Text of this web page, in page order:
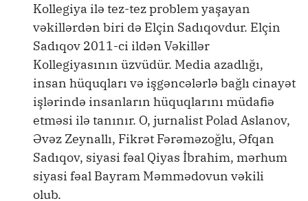
Kollegiya ilə tez-tez problem yaşayan
vəkillərdən biri də Elçin Sadıqovdur. Elçin
Sadıqov 2011-ci ildən Vəkillər
Kollegiyasının üzvüdür. Media azadlığı,
insan hüquqları və işgəncələrlə bağlı cinayət
işlərində insanların hüquqlarını müdafiə
etməsi ilə tanınır. O, jurnalist Polad Aslanov,
Əvəz Zeynallı, Fikrət Fərəməzoğlu, Əfqan
Sadıqov, siyasi fəal Qiyas İbrahim, mərhum
siyasi fəal Bayram Məmmədovun vəkili
olub.